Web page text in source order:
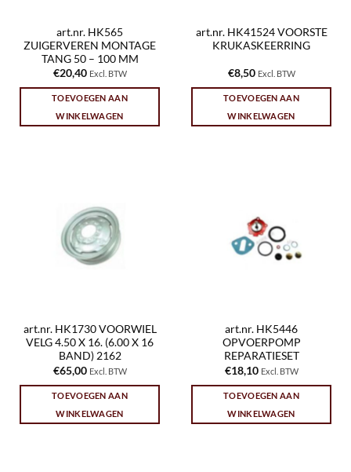
art.nr. HK565
ZUIGERVEREN MONTAGE
TANG 50 – 100 MM
€20,40 Excl. BTW
TOEVOEGEN AAN
WINKELWAGEN
art.nr. HK41524 VOORSTE
KRUKASKEERRING
€8,50 Excl. BTW
TOEVOEGEN AAN
WINKELWAGEN
art.nr. HK1730 VOORWIEL
VELG 4.50 X 16. (6.00 X 16
BAND) 2162
€65,00 Excl. BTW
TOEVOEGEN AAN
WINKELWAGEN
art.nr. HK5446
OPVOERPOMP
REPARATIESET
€18,10 Excl. BTW
TOEVOEGEN AAN
WINKELWAGEN